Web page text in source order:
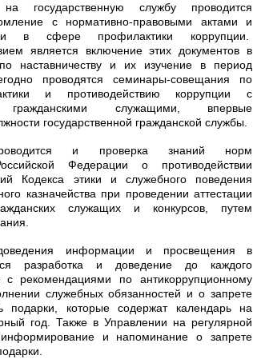
государственную службу проводится
с нормативно-правовыми актами и
в сфере профилактики коррупции.
является включение этих документов в
наставничеству и их изучение в период
проводятся семинары-совещания по
и противодействию коррупции с
гражданскими служащими, впервые
государственной гражданской службы.
и проверка знаний норм
Федерации о противодействии
Кодекса этики и служебного поведения
казначейства при проведении аттестации
служащих и конкурсов, путем
информации и просвещения в
разработка и доведение до каждого
с рекомендациями по антикоррупционному
служебных обязанностей и о запрете
подарки, которые содержат календарь на
год. Также в Управлении на регулярной
и напоминание о запрете